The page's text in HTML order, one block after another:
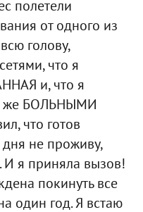
полетели
от одного из
голову,
что я
и, что я
же БОЛЬНЫМИ
что готов
не проживу,
И я приняла вызов!
покинуть все
один год. Я встаю